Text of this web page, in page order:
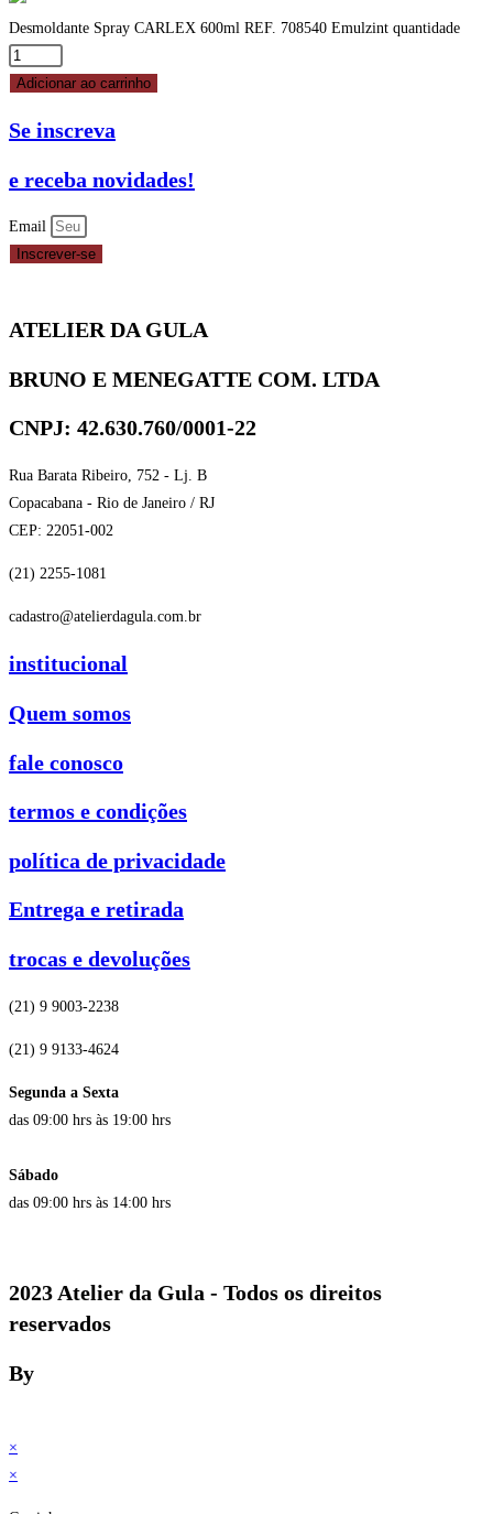
Desmoldante Spray CARLEX 600ml REF. 708540 Emulzint quantidade
Adicionar ao carrinho
Se inscreva
e receba novidades!
Email
Inscrever-se
ATELIER DA GULA
BRUNO E MENEGATTE COM. LTDA
CNPJ: 42.630.760/0001-22
Rua Barata Ribeiro, 752 - Lj. B
Copacabana - Rio de Janeiro / RJ
CEP: 22051-002
(21) 2255-1081
cadastro@atelierdagula.com.br
institucional
Quem somos
fale conosco
termos e condições
política de privacidade
Entrega e retirada
trocas e devoluções
(21) 9 9003-2238
(21) 9 9133-4624
Segunda a Sexta
das 09:00 hrs às 19:00 hrs
Sábado
das 09:00 hrs às 14:00 hrs
2023 Atelier da Gula - Todos os direitos
reservados
By
×
×